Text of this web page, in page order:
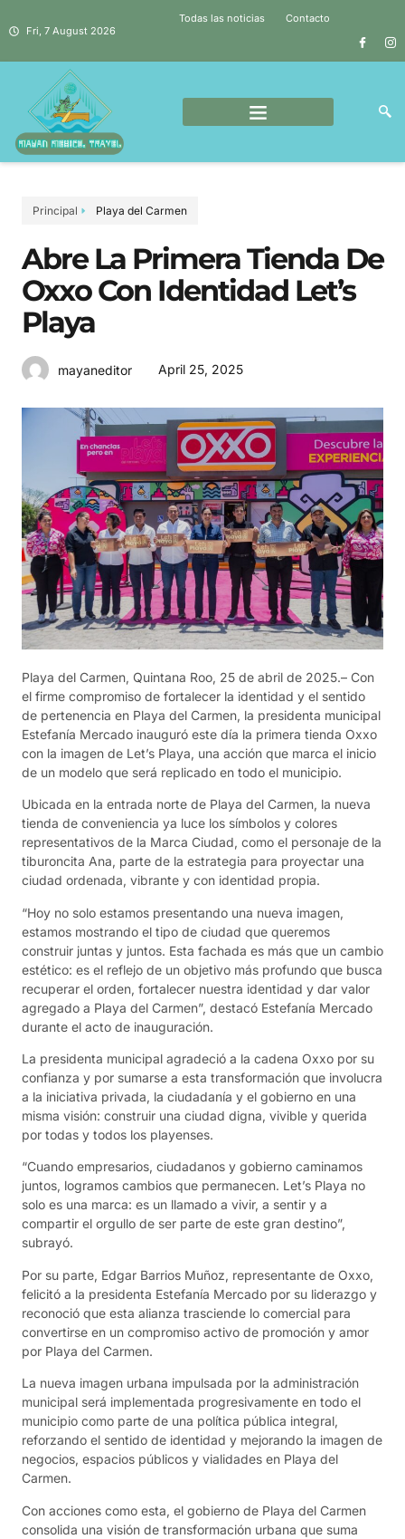
Fri, 7 August 2026
Todas las noticias Contacto
Principal Playa del Carmen
Abre La Primera Tienda De
Oxxo Con Identidad Let’s
Playa
mayaneditor April 25, 2025
Playa del Carmen, Quintana Roo, 25 de abril de 2025.– Con
el firme compromiso de fortalecer la identidad y el sentido
de pertenencia en Playa del Carmen, la presidenta municipal
Estefanía Mercado inauguró este día la primera tienda Oxxo
con la imagen de Let’s Playa, una acción que marca el inicio
de un modelo que será replicado en todo el municipio.
Ubicada en la entrada norte de Playa del Carmen, la nueva
tienda de conveniencia ya luce los símbolos y colores
representativos de la Marca Ciudad, como el personaje de la
tiburoncita Ana, parte de la estrategia para proyectar una
ciudad ordenada, vibrante y con identidad propia.
“Hoy no solo estamos presentando una nueva imagen,
estamos mostrando el tipo de ciudad que queremos
construir juntas y juntos. Esta fachada es más que un cambio
estético: es el reflejo de un objetivo más profundo que busca
recuperar el orden, fortalecer nuestra identidad y dar valor
agregado a Playa del Carmen”, destacó Estefanía Mercado
durante el acto de inauguración.
La presidenta municipal agradeció a la cadena Oxxo por su
confianza y por sumarse a esta transformación que involucra
a la iniciativa privada, la ciudadanía y el gobierno en una
misma visión: construir una ciudad digna, vivible y querida
por todas y todos los playenses.
“Cuando empresarios, ciudadanos y gobierno caminamos
juntos, logramos cambios que permanecen. Let’s Playa no
solo es una marca: es un llamado a vivir, a sentir y a
compartir el orgullo de ser parte de este gran destino”,
subrayó.
Por su parte, Edgar Barrios Muñoz, representante de Oxxo,
felicitó a la presidenta Estefanía Mercado por su liderazgo y
reconoció que esta alianza trasciende lo comercial para
convertirse en un compromiso activo de promoción y amor
por Playa del Carmen.
La nueva imagen urbana impulsada por la administración
municipal será implementada progresivamente en todo el
municipio como parte de una política pública integral,
reforzando el sentido de identidad y mejorando la imagen de
negocios, espacios públicos y vialidades en Playa del
Carmen.
Con acciones como esta, el gobierno de Playa del Carmen
consolida una visión de transformación urbana que suma